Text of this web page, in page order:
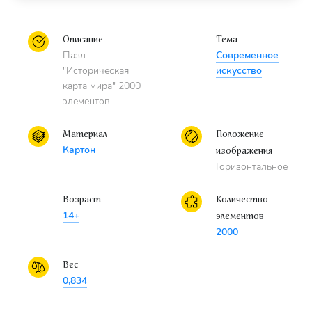
Описание
Пазл
"Историческая
карта мира" 2000
элементов
Тема
Современное
искусство
Материал
Картон
Положение
изображения
Горизонтальное
Возраст
14+
Количество
элементов
2000
Вес
0,834